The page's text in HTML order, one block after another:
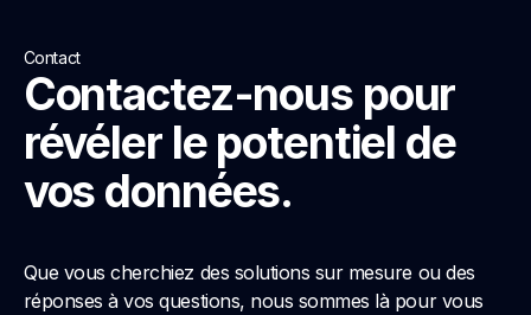
Contact
Contactez-nous pour
révéler le potentiel de
vos données.
Que vous cherchiez des solutions sur mesure ou des
réponses à vos questions, nous sommes là pour vous